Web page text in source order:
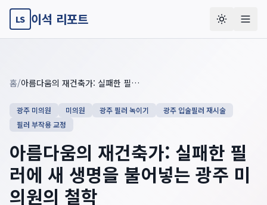
LS 이석 리포트
홈/ 아름다움의 재건축가: 실패한 필러에 새 생명을 불어넣는 광주 미의원의 철학
광주 미의원 미의원 광주 필러 녹이기
광주 입술필러 재시술
필러 부작용 교정
아름다움의 재건축가: 실패한 필
러에 새 생명을 불어넣는 광주 미
의원의 철학